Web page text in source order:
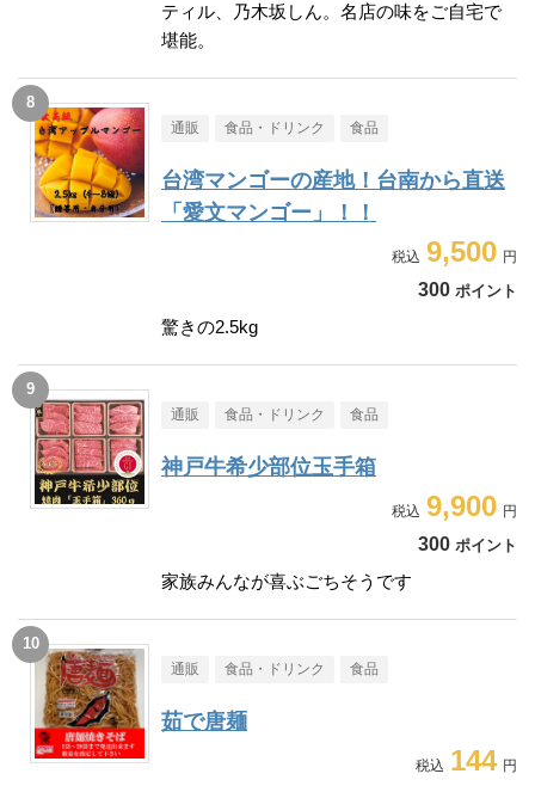
ティル、乃木坂しん。名店の味をご自宅で
堪能。
通販 食品・ドリンク 食品
台湾マンゴーの産地！台南から直送
「愛文マンゴー」！！
9,500
300 ポイント
驚きの2.5kg
通販 食品・ドリンク 食品
神戸牛希少部位玉手箱
9,900
300 ポイント
家族みんなが喜ぶごちそうです
通販 食品・ドリンク 食品
茹で唐麺
144